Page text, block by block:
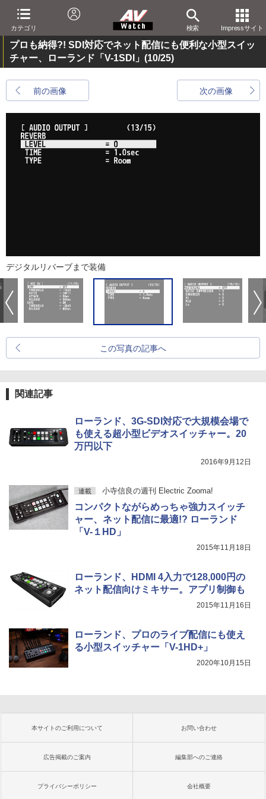
カテゴリ 検索 Impressサイト
プロも納得?! SDI対応でネット配信にも便利な小型スイッ
チャー、ローランド「V-1SDI」 (10/25)
前の画像 次の画像
デジタルリバーブまで装備
この写真の記事へ
関連記事
ローランド、3G-SDI対応で大規模会場で
も使える超小型ビデオスイッチャー。20
万円以下
2016年9月12日
連載 小寺信良の週刊 Electric Zooma!
コンパクトながらめっちゃ強力スイッチ
ャー、ネット配信に最適!? ローランド
「V-１HD」
2015年11月18日
ローランド、HDMI 4入力で128,000円の
ネット配信向けミキサー。アプリ制御も
2015年11月16日
ローランド、プロのライブ配信にも使え
る小型スイッチャー「V-1HD+」
2020年10月15日
本サイトのご利用について お問い合わせ
広告掲載のご案内 編集部へのご連絡
プライバシーポリシー 会社概要